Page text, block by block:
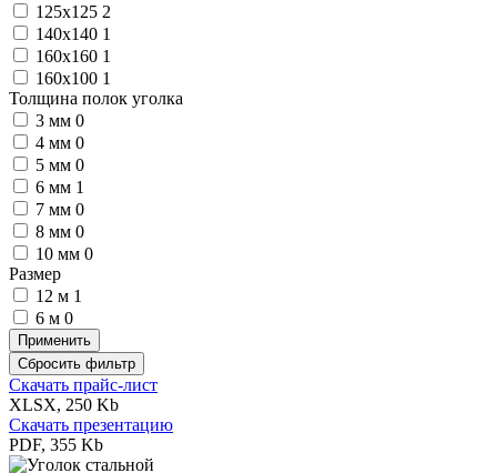
125х125 2
140х140 1
160х160 1
160х100 1
Толщина полок уголка
3 мм 0
4 мм 0
5 мм 0
6 мм 1
7 мм 0
8 мм 0
10 мм 0
Размер
12 м 1
6 м 0
Скачать прайс-лист
XLSX, 250 Kb
Скачать презентацию
PDF, 355 Kb